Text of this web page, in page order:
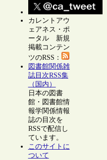
カレントアウ
ェアネス・ポ
ータル 新規
掲載コンテン
ツのRSS：
図書館関係雑
誌目次RSS集
（国内）
日本の図書
館・図書館情
報学関係情報
誌の目次を
RSSで配信し
ています。
このサイトに
ついて